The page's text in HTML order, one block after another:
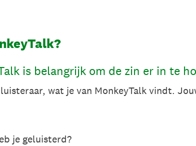
is belangrijk om de zin er in te
wat je van MonkeyTalk vindt.
je geluisterd?